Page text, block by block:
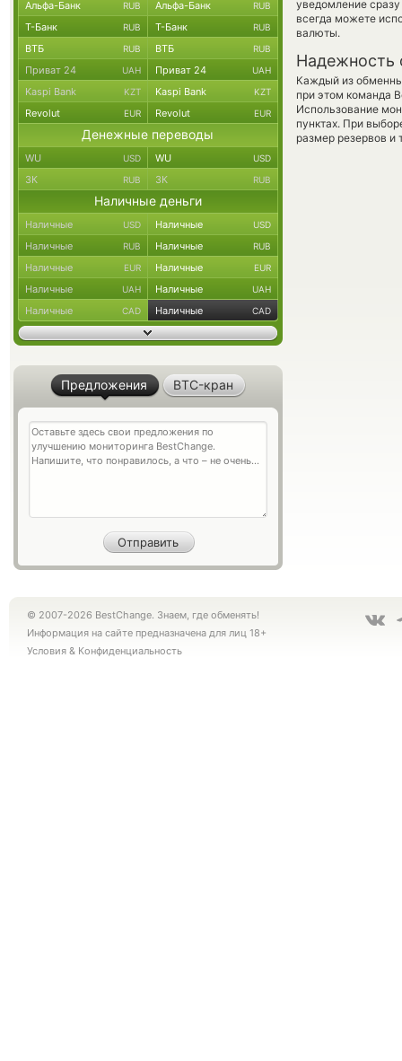
уведомление
всегда можете
валюты.
Надежность
Каждый из
при этом команда
Использование
пунктах. При
размер резервов и
Альфа-Банк RUB Альфа-Банк RUB
Т-Банк RUB Т-Банк RUB
ВТБ RUB ВТБ RUB
Приват 24 UAH Приват 24 UAH
Kaspi Bank KZT Kaspi Bank KZT
Revolut EUR Revolut EUR
Денежные переводы
WU USD WU USD
ЗК RUB ЗК RUB
Наличные деньги
Наличные USD Наличные USD
Наличные RUB Наличные RUB
Наличные EUR Наличные EUR
Наличные UAH Наличные UAH
Наличные CAD Наличные CAD
Предложения BTC-кран
© 2007-2026 BestChange. Знаем, где обменять!
Информация на сайте предназначена для лиц 18+
Условия & Конфиденциальность